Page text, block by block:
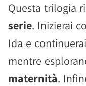
Questa trilogia
serie. Inizierai
Ida e
mentre
maternità.